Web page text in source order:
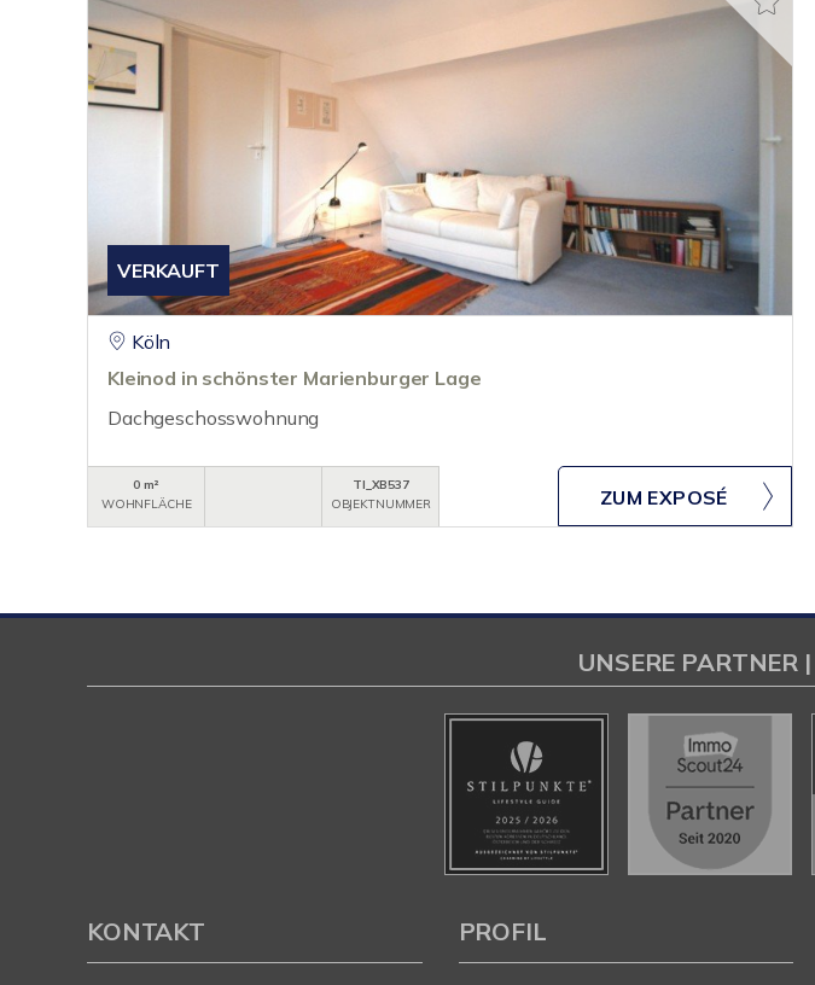
VERKAUFT
Köln
Kleinod in schönster Marienburger Lage
Dachgeschosswohnung
0 m²
WOHNFLÄCHE
TI_XB537
OBJEKTNUMMER
ZUM EXPOSÉ
UNSERE PARTNER
KONTAKT PROFIL